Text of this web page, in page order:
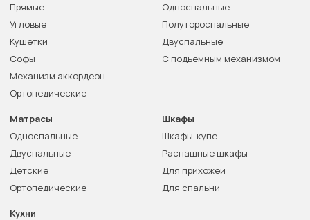
Прямые
Угловые
Кушетки
Софы
Механизм аккордеон
Ортопедические
Односпальные
Полутороспальные
Двуспальные
С подъемным механизмом
Матрасы
Односпальные
Двуспальные
Детские
Ортопедические
Шкафы
Шкафы-купе
Распашные шкафы
Для прихожей
Для спальни
Кухни